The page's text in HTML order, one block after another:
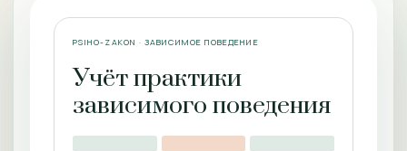
PSIHO-ZAKON · ЗАВИСИМОЕ ПОВЕДЕНИЕ
Учёт практики
зависимого поведения